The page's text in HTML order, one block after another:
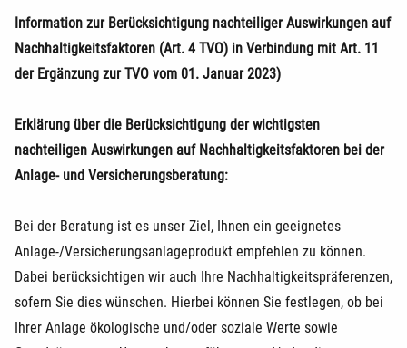
Information zur Berücksichtigung nachteiliger Auswirkungen auf
Nachhaltigkeitsfaktoren (Art. 4 TVO) in Verbindung mit Art. 11
der Ergänzung zur TVO vom 01. Januar 2023)
Erklärung über die Berücksichtigung der wichtigsten
nachteiligen Auswirkungen auf Nachhaltigkeitsfaktoren bei der
Anlage- und Versicherungsberatung:
Bei der Beratung ist es unser Ziel, Ihnen ein geeignetes
Anlage-/Versicherungsanlageprodukt empfehlen zu können.
Dabei berücksichtigen wir auch Ihre Nachhaltigkeitspräferenzen,
sofern Sie dies wünschen. Hierbei können Sie festlegen, ob bei
Ihrer Anlage ökologische und/oder soziale Werte sowie